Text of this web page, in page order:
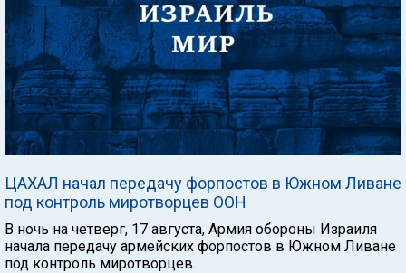
ЦАХАЛ начал передачу форпостов в Южном Ливане
под контроль миротворцев ООН
В ночь на четверг, 17 августа, Армия обороны Израиля
начала передачу армейских форпостов в Южном Ливане
под контроль миротворцев.